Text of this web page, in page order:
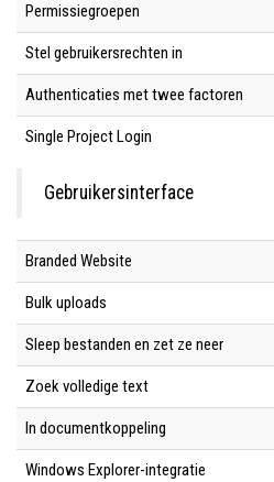
Permissiegroepen
Stel gebruikersrechten in
Authenticaties met twee factoren
Single Project Login
Gebruikersinterface
Branded Website
Bulk uploads
Sleep bestanden en zet ze neer
Zoek volledige text
In documentkoppeling
Windows Explorer-integratie